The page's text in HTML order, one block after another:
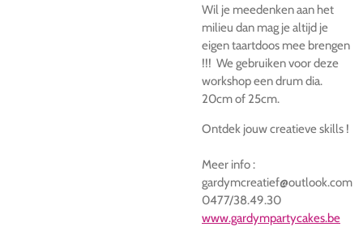
Wil je meedenken aan het
milieu dan mag je altijd je
eigen taartdoos mee brengen
!!! We gebruiken voor deze
workshop een drum dia.
20cm of 25cm.
Ontdek jouw creatieve skills !
Meer info :
gardymcreatief@outlook.com
0477/38.49.30
www.gardympartycakes.be